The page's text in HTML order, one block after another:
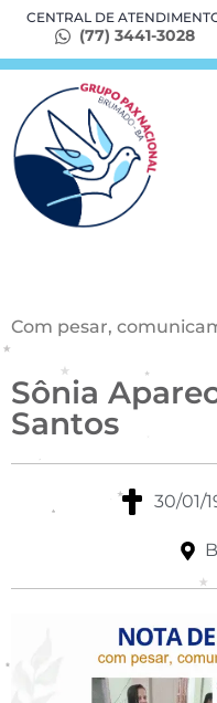
CENTRAL DE
(77) 3441-3028
Com pesar,
Sônia
Santos
30/01/